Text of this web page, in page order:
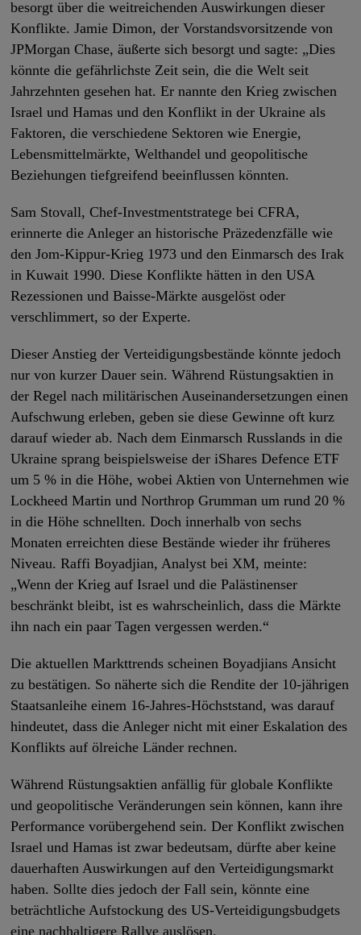
besorgt über die weitreichenden Auswirkungen dieser
Konflikte. Jamie Dimon, der Vorstandsvorsitzende von
JPMorgan Chase, äußerte sich besorgt und sagte: „Dies
könnte die gefährlichste Zeit sein, die die Welt seit
Jahrzehnten gesehen hat. Er nannte den Krieg zwischen
Israel und Hamas und den Konflikt in der Ukraine als
Faktoren, die verschiedene Sektoren wie Energie,
Lebensmittelmärkte, Welthandel und geopolitische
Beziehungen tiefgreifend beeinflussen könnten.
Sam Stovall, Chef-Investmentstratege bei CFRA,
erinnerte die Anleger an historische Präzedenzfälle wie
den Jom-Kippur-Krieg 1973 und den Einmarsch des Irak
in Kuwait 1990. Diese Konflikte hätten in den USA
Rezessionen und Baisse-Märkte ausgelöst oder
verschlimmert, so der Experte.
Dieser Anstieg der Verteidigungsbestände könnte jedoch
nur von kurzer Dauer sein. Während Rüstungsaktien in
der Regel nach militärischen Auseinandersetzungen einen
Aufschwung erleben, geben sie diese Gewinne oft kurz
darauf wieder ab. Nach dem Einmarsch Russlands in die
Ukraine sprang beispielsweise der iShares Defence ETF
um 5 % in die Höhe, wobei Aktien von Unternehmen wie
Lockheed Martin und Northrop Grumman um rund 20 %
in die Höhe schnellten. Doch innerhalb von sechs
Monaten erreichten diese Bestände wieder ihr früheres
Niveau. Raffi Boyadjian, Analyst bei XM, meinte:
„Wenn der Krieg auf Israel und die Palästinenser
beschränkt bleibt, ist es wahrscheinlich, dass die Märkte
ihn nach ein paar Tagen vergessen werden.“
Die aktuellen Markttrends scheinen Boyadjians Ansicht
zu bestätigen. So näherte sich die Rendite der 10-jährigen
Staatsanleihe einem 16-Jahres-Höchststand, was darauf
hindeutet, dass die Anleger nicht mit einer Eskalation des
Konflikts auf ölreiche Länder rechnen.
Während Rüstungsaktien anfällig für globale Konflikte
und geopolitische Veränderungen sein können, kann ihre
Performance vorübergehend sein. Der Konflikt zwischen
Israel und Hamas ist zwar bedeutsam, dürfte aber keine
dauerhaften Auswirkungen auf den Verteidigungsmarkt
haben. Sollte dies jedoch der Fall sein, könnte eine
beträchtliche Aufstockung des US-Verteidigungsbudgets
eine nachhaltigere Rallye auslösen.